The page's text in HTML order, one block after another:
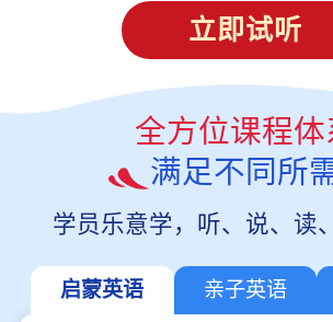
立即试听
全方位课程体
满足不同所
学员乐意学，听、说、读
启蒙英语 亲子英语